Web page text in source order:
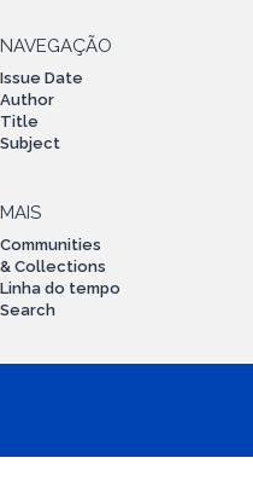
NAVEGAÇÃO
Issue Date
Author
Title
Subject
MAIS
Communities
& Collections
Linha do tempo
Search